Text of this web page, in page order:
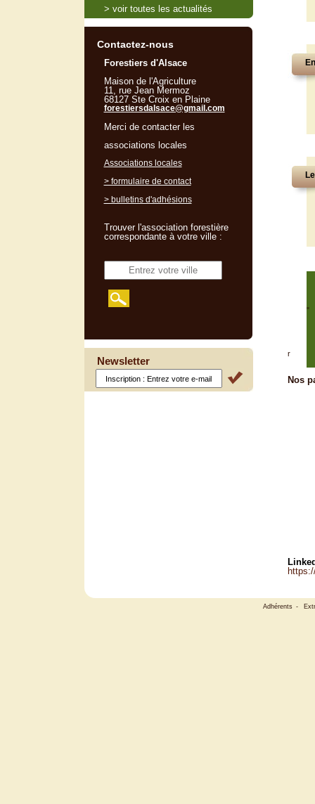
"
r
Nos
> voir toutes les actualités
Contactez-nous
Forestiers d'Alsace
Maison de l'Agriculture
11, rue Jean Mermoz
68127 Ste Croix en Plaine
forestiersdalsace@gmail.com
Merci de contacter les
associations locales
Associations locales
> formulaire de contact
> bulletins d'adhésions
Trouver l'association forestière
correspondante à votre ville :
Newsletter
Adhérents -